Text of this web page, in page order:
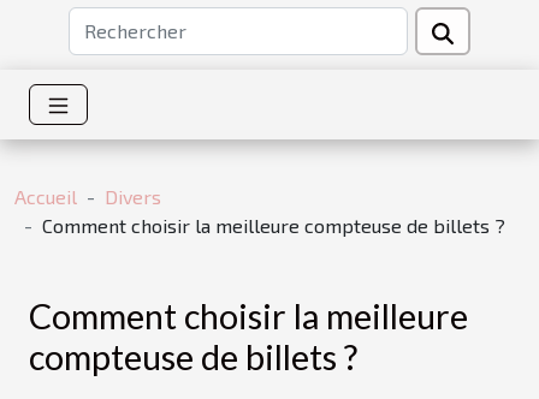
Accueil
Divers
Comment choisir la meilleure compteuse de billets ?
Comment choisir la meilleure
compteuse de billets ?